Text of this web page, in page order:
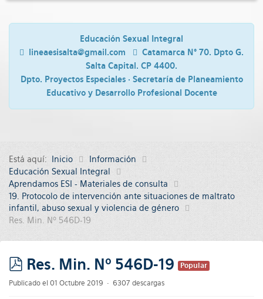
Educación Sexual Integral
lineaesisalta@gmail.com
Catamarca N° 70. Dpto G.
Salta Capital. CP 4400.
Dpto. Proyectos Especiales · Secretaría de Planeamiento
Educativo y Desarrollo Profesional Docente
Está aquí: Inicio
Información
Educación Sexual Integral
Aprendamos ESI - Materiales de consulta
19. Protocolo de intervención ante situaciones de maltrato
infantil, abuso sexual y violencia de género
Res. Min. Nº 546D-19
pdf
Res. Min. Nº 546D-19 Popular
Publicado el 01 Octubre 2019 6307 descargas